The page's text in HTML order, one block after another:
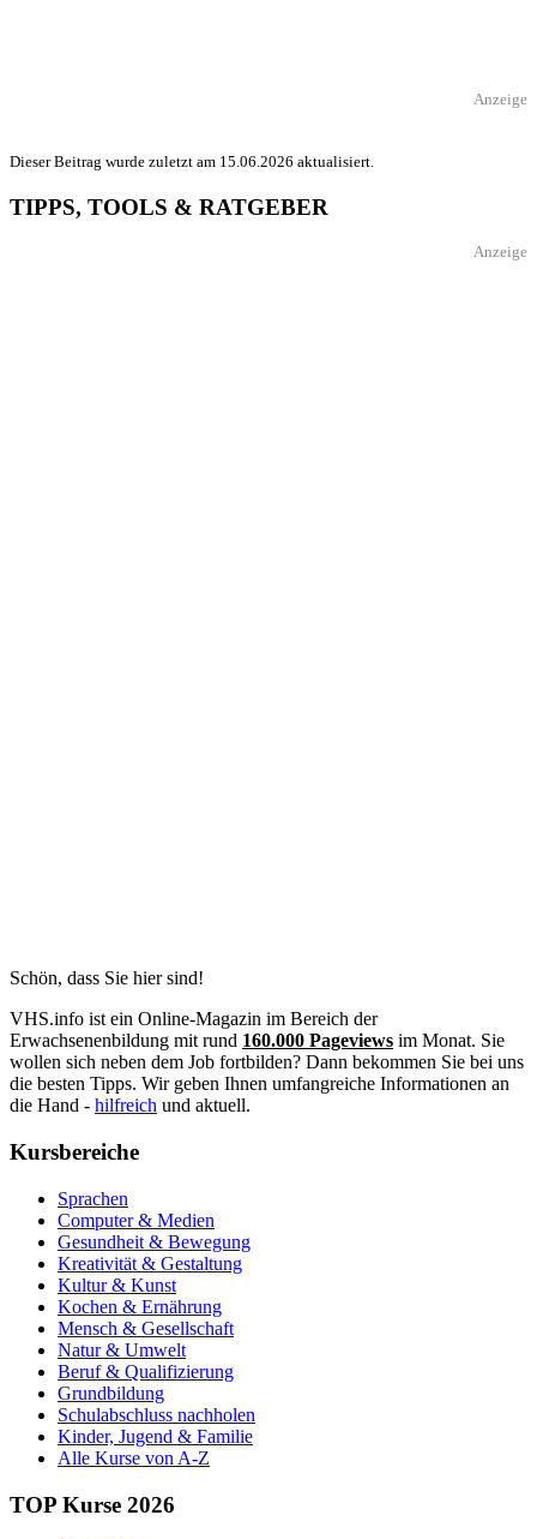
Anzeige
Dieser Beitrag wurde zuletzt am 15.06.2026 aktualisiert.
TIPPS, TOOLS & RATGEBER
Anzeige
Schön, dass Sie hier sind!
VHS.info ist ein Online-Magazin im Bereich der
Erwachsenenbildung mit rund 160.000 Pageviews im Monat. Sie
wollen sich neben dem Job fortbilden? Dann bekommen Sie bei uns
die besten Tipps. Wir geben Ihnen umfangreiche Informationen an
die Hand - hilfreich und aktuell.
Kursbereiche
Sprachen
Computer & Medien
Gesundheit & Bewegung
Kreativität & Gestaltung
Kultur & Kunst
Kochen & Ernährung
Mensch & Gesellschaft
Natur & Umwelt
Beruf & Qualifizierung
Grundbildung
Schulabschluss nachholen
Kinder, Jugend & Familie
Alle Kurse von A-Z
TOP Kurse 2026